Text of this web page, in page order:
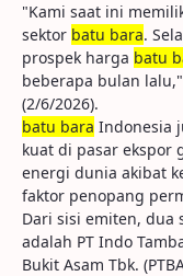
"Kami saat ini
sektor batu bara.
prospek harga batu
beberapa bulan
(2/6/2026).
batu bara Indonesia
kuat di pasar ekspor
energi dunia akibat
faktor penopang
Dari sisi emiten, dua
adalah PT Indo
Bukit Asam Tbk.